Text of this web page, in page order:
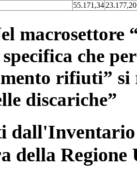
55.171,3423.177,20
macrosettore
che
rifiuti”
discariche”
dall'Inventario
della